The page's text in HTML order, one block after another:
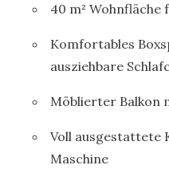
40 m² Wohnfläche
Komfortables
ausziehbare
Möblierter Balkon
Voll ausgestattete
Maschine